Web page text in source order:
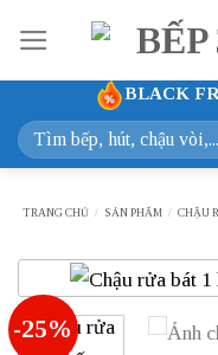
qua
nội
dung
BLACK
Tìm
kiếm:
TRANG CHỦ / SẢN PHẨM / CHẬU
-25%